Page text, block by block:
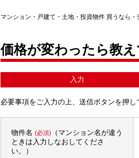
マンション・戸建て・土地・投資物件 買うなら・
価格が変わったら教
入力
必要事項をご入力の上、送信ボタンを押し
物件名 (必須)（マンション名が違う
ときは入力しなおしてくださ
い。）